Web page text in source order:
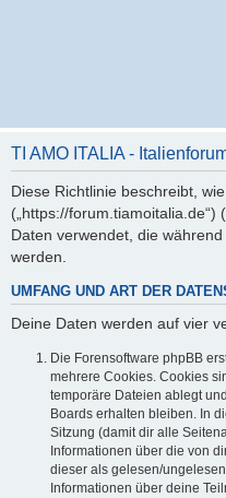
TI AMO ITALIA -
Diese Richtlinie beschreibt,
(„https://forum.tiamoitalia.de“)
Daten verwendet, die
werden.
UMFANG UND ART DER
Deine Daten werden auf vier
Die Forensoftware phpBB
mehrere Cookies. Cookies
temporäre Dateien ablegt
Boards erhalten bleiben. In
Sitzung (damit dir alle
Informationen über die von
dieser als gelesen/
Informationen über deine